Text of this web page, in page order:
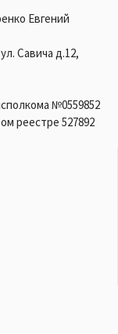
Евгений
Савича д.12,
№0559852
реестре 527892